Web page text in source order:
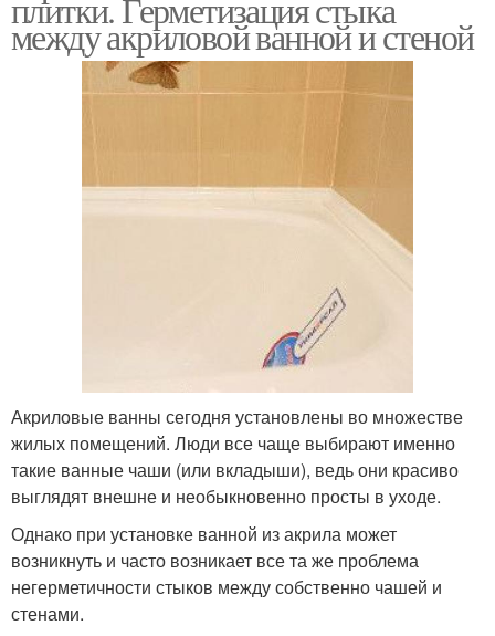
между акриловой ванной и стеной
Акриловые ванны сегодня установлены во множестве
жилых помещений. Люди все чаще выбирают именно
такие ванные чаши (или вкладыши), ведь они красиво
выглядят внешне и необыкновенно просты в уходе.
Однако при установке ванной из акрила может
возникнуть и часто возникает все та же проблема
негерметичности стыков между собственно чашей и
стенами.